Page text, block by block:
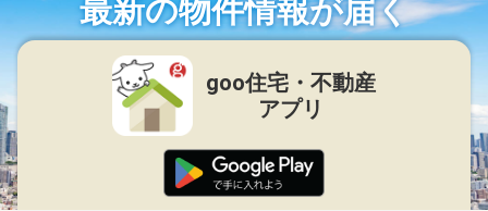
最新の物件情報が届く
goo住宅・不動産
アプリ